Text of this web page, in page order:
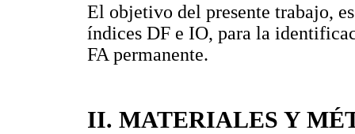
El objetivo del presente trabajo,
índices DF e IO, para la
FA permanente.
II. MATERIALES Y